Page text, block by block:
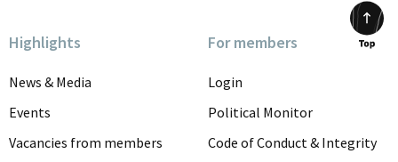
Highlights
News & Media
Events
Vacancies from members
For members
Login
Political Monitor
Code of Conduct & Integrity